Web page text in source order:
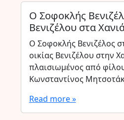
Ο Σοφοκλής
Βενιζέλου στα
Ο Σοφοκλής Βενιζέλος
οικίας Βενιζέλου στην
πλαισιωμένος από
Κωνσταντίνος
Read more »